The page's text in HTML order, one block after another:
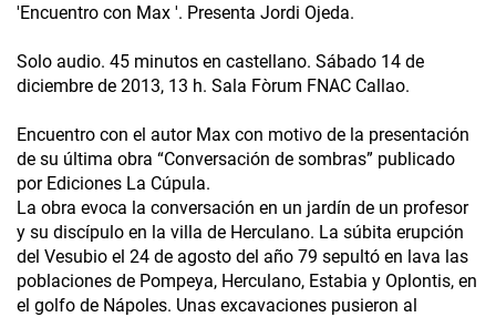
'Encuentro con Max '. Presenta Jordi Ojeda.
Solo audio. 45 minutos en castellano. Sábado 14 de
diciembre de 2013, 13 h. Sala Fòrum FNAC Callao.
Encuentro con el autor Max con motivo de la presentación
de su última obra “Conversación de sombras” publicado
por Ediciones La Cúpula.
La obra evoca la conversación en un jardín de un profesor
y su discípulo en la villa de Herculano. La súbita erupción
del Vesubio el 24 de agosto del año 79 sepultó en lava las
poblaciones de Pompeya, Herculano, Estabia y Oplontis, en
el golfo de Nápoles. Unas excavaciones pusieron al